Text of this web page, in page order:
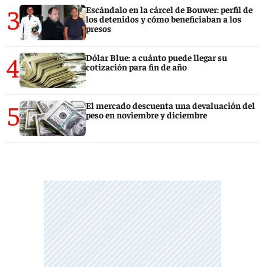
3
Escándalo en la cárcel de Bouwer: perfil de
los detenidos y cómo beneficiaban a los
presos
4
Dólar Blue: a cuánto puede llegar su
cotización para fin de año
5
El mercado descuenta una devaluación del
peso en noviembre y diciembre